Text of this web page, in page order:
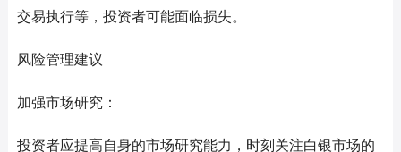
交易执行等，投资者可能面临损失。
风险管理建议
加强市场研究：
投资者应提高自身的市场研究能力，时刻关注白银市场的